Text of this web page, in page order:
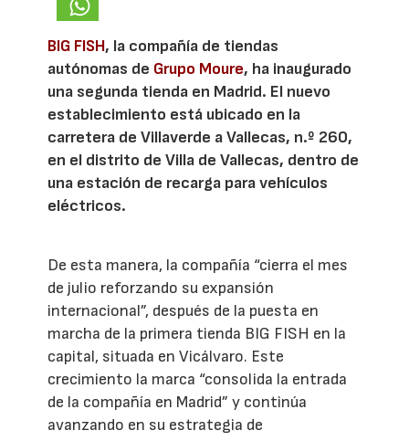
BIG FISH, la compañía de tiendas
autónomas de Grupo Moure, ha inaugurado
una segunda tienda en Madrid. El nuevo
establecimiento está ubicado en la
carretera de Villaverde a Vallecas, n.º 260,
en el distrito de Villa de Vallecas, dentro de
una estación de recarga para vehículos
eléctricos.
De esta manera, la compañía “cierra el mes
de julio reforzando su expansión
internacional”, después de la puesta en
marcha de la primera tienda BIG FISH en la
capital, situada en Vicálvaro. Este
crecimiento la marca “consolida la entrada
de la compañía en Madrid” y continúa
avanzando en su estrategia de